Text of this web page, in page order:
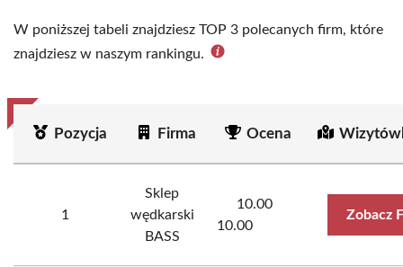
W poniższej tabeli znajdziesz TOP 3 polecanych firm, które
znajdziesz w naszym rankingu.
Pozycja Firma Ocena
1
Sklep
wędkarski
BASS
10.00
10.00
Zobacz